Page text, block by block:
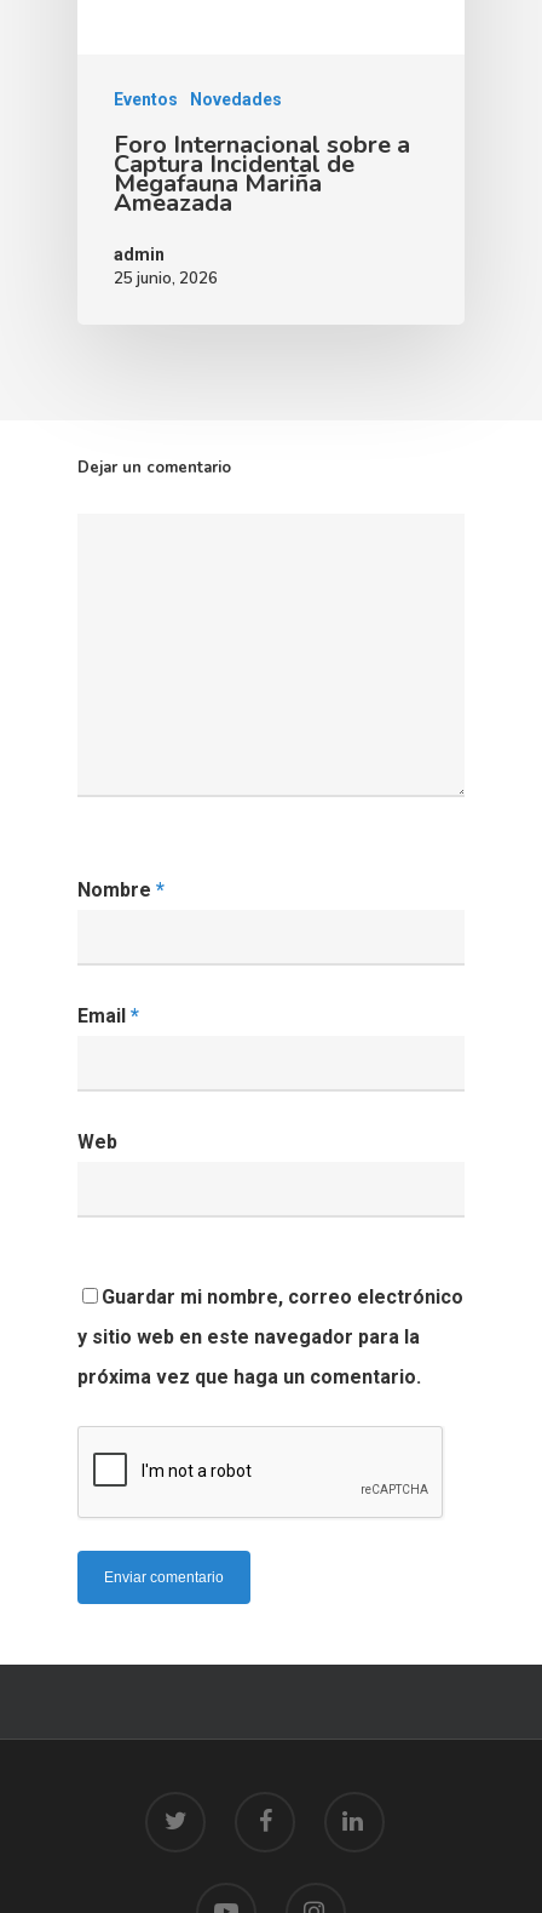
Eventos Novedades
Foro Internacional sobre a
Captura Incidental de
Megafauna Mariña
Ameazada
admin
25 junio, 2026
Dejar un comentario
Nombre *
Email *
Web
Guardar mi nombre, correo electrónico
y sitio web en este navegador para la
próxima vez que haga un comentario.